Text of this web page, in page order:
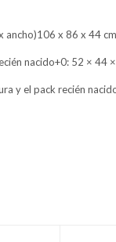
x 86 x 44
nacido+0: 52 × 44
y el pack recién